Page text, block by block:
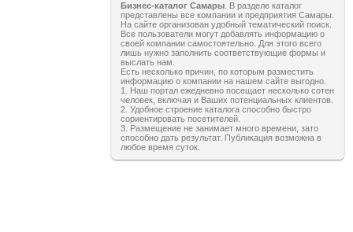
Бизнес-каталог Самары . В разделе каталог
представлены все компании и предприятия Самары.
На сайте организован удобный тематический поиск.
Все пользователи могут добавлять информацию о
своей компании самостоятельно. Для этого всего
лишь нужно заполнить соответствующие формы и
выслать нам.
Есть несколько причин, по которым разместить
информацию о компании на нашем сайте выгодно.
1. Наш портал ежедневно посещает несколько сотен
человек, включая и Ваших потенциальных клиентов.
2. Удобное строение каталога способно быстро
сориентировать посетителей.
3. Размещение не занимает много времени, зато
способно дать результат. Публикация возможна в
любое время суток.